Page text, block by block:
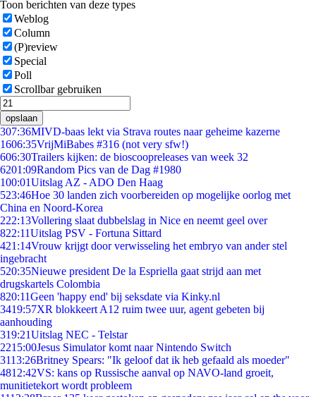
Toon berichten van deze types
Weblog
Column
(P)review
Special
Poll
Scrollbar gebruiken
opslaan
307:36MIVD-baas lekt via Strava routes naar geheime kazerne
1606:35VrijMiBabes #316 (not very sfw!)
606:30Trailers kijken: de bioscoopreleases van week 32
6201:09Random Pics van de Dag #1980
100:01Uitslag AZ - ADO Den Haag
523:46Hoe 30 landen zich voorbereiden op mogelijke oorlog met
China en Noord-Korea
222:13Vollering slaat dubbelslag in Nice en neemt geel over
822:11Uitslag PSV - Fortuna Sittard
421:14Vrouw krijgt door verwisseling het embryo van ander stel
ingebracht
520:35Nieuwe president De la Espriella gaat strijd aan met
drugskartels Colombia
820:11Geen 'happy end' bij seksdate via Kinky.nl
3419:57XR blokkeert A12 ruim twee uur, agent gebeten bij
aanhouding
319:21Uitslag NEC - Telstar
2215:00Jesus Simulator komt naar Nintendo Switch
3113:26Britney Spears: "Ik geloof dat ik heb gefaald als moeder"
4812:42VS: kans op Russische aanval op NAVO-land groeit,
munitietekort wordt probleem